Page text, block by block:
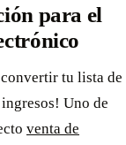
para el
tu lista de
Uno de
venta de